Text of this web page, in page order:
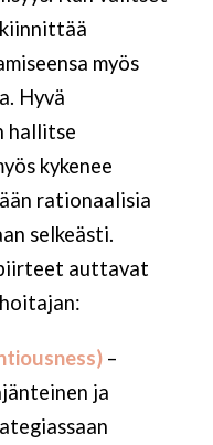
myös
Hyvä
hallitse
kykenee
rationaalisia
selkeästi.
auttavat
–
ja